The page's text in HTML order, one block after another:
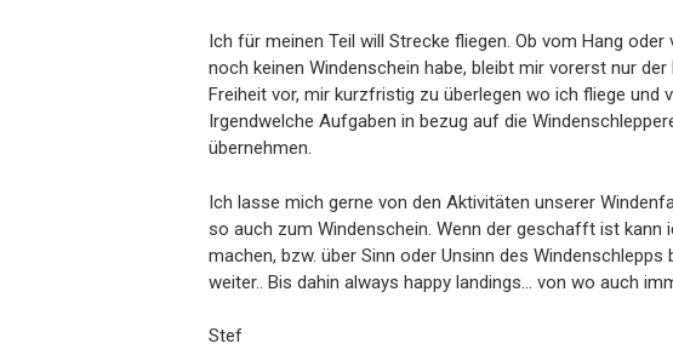
Ich für meinen Teil will Strecke fliegen. Ob vom Hang oder
noch keinen Windenschein habe, bleibt mir vorerst nur
Freiheit vor, mir kurzfristig zu überlegen wo ich fliege und
Irgendwelche Aufgaben in bezug auf die
übernehmen.
Ich lasse mich gerne von den Aktivitäten unserer
so auch zum Windenschein. Wenn der geschafft ist kann
machen, bzw. über Sinn oder Unsinn des
weiter.. Bis dahin always happy landings… von wo auch
Stef